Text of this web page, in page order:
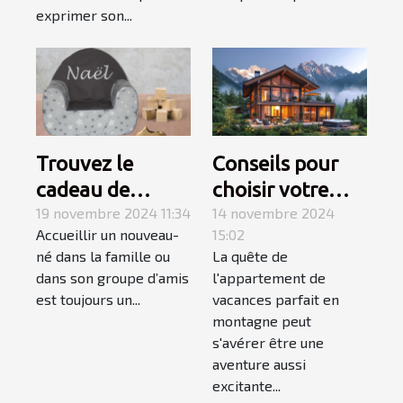
exprimer son...
Trouvez le
cadeau de
naissance
parfait avec les
produits
personnalisés de
19 novembre 2024 11:34
Accueillir un nouveau-
né dans la famille ou
dans son groupe d’amis
est toujours un...
Conseils pour
choisir votre
appartement de
vacances en
montagne
14 novembre 2024
15:02
La quête de
l'appartement de
vacances parfait en
montagne peut
s'avérer être une
aventure aussi
excitante...